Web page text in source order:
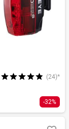
(24)*
-32%